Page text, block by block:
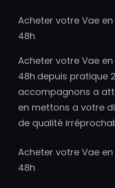
Acheter votre Vae
48h
Acheter votre Vae
48h,depuis pratique
accompagnons a
en mettons a votre
de qualité
Acheter votre Vae
48h